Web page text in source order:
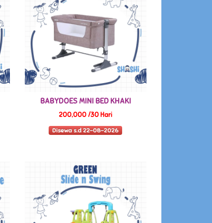
BABYDOES MINI BED KHAKI
200,000 /30 Hari
Disewa s.d 22-08-2026